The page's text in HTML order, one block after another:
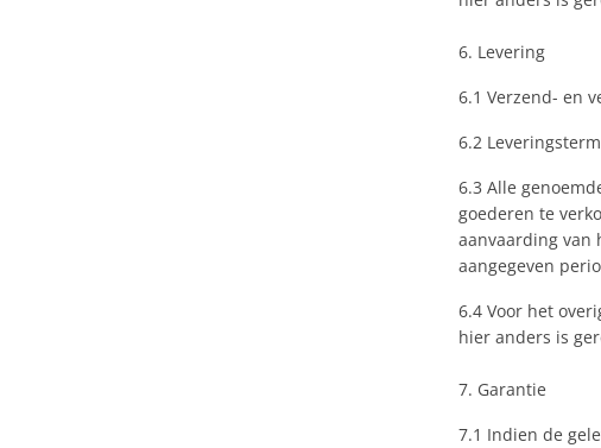
6. Levering
6.1 Verzend- en
6.2
6.3 Alle
goederen te
aanvaarding van
aangegeven
6.4 Voor het
hier anders is
7. Garantie
7.1 Indien de